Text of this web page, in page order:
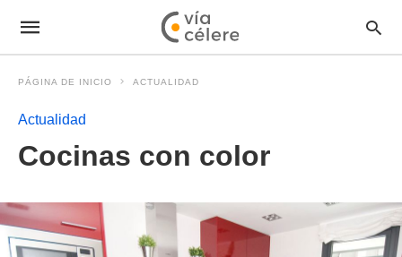
PÁGINA DE INICIO ACTUALIDAD
Actualidad
Cocinas con color